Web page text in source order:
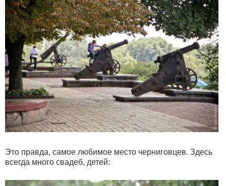
Это правда, самое любимое место черниговцев. Здесь
всегда много свадеб, детей: